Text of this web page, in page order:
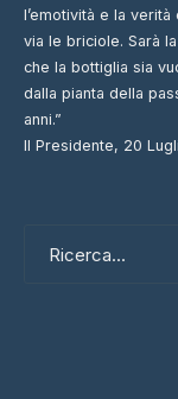
l’emotività e la
via le briciole. Sarà
che la bottiglia sia
dalla pianta della
anni.”
Il Presidente, 20